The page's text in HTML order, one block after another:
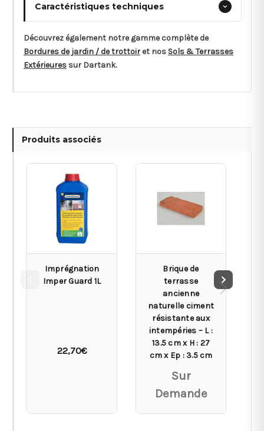
Caractéristiques techniques
Découvrez également notre gamme complète de
Bordures de jardin / de trottoir et nos Sols & Terrasses
Extérieures sur Dartank.
Produits associés
Imprégnation
Imper Guard 1L
22,70€
Brique de
terrasse
ancienne
naturelle ciment
résistante aux
intempéries – L :
13.5 cm x H : 27
cm x Ep : 3.5 cm
Sur
Demande